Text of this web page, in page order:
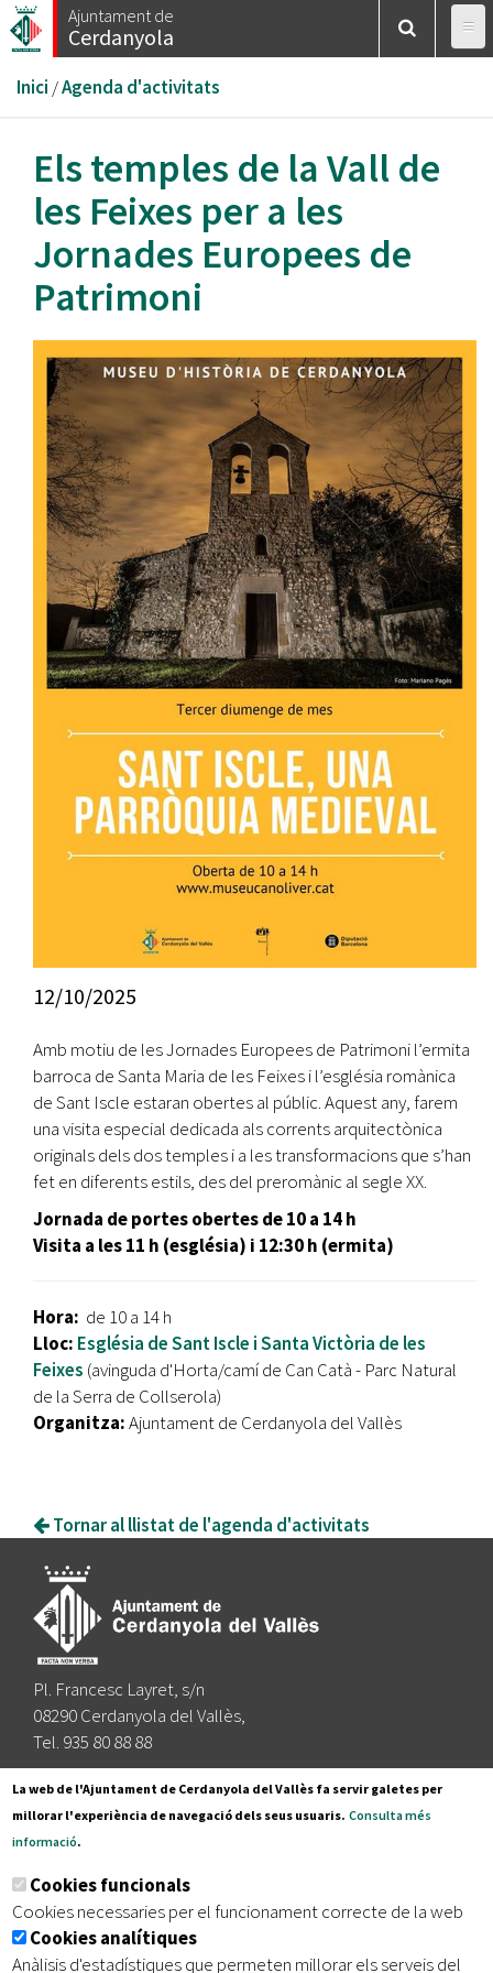
Vés
al
Ajuntament de
Cerdanyola
Esteu
aquí
Inici /Agenda d'activitats
Els temples de la Vall de
les Feixes per a les
Jornades Europees de
Patrimoni
12/10/2025
Amb motiu de les Jornades Europees de Patrimoni l’ermita
barroca de Santa Maria de les Feixes i l’església romànica
de Sant Iscle estaran obertes al públic. Aquest any, farem
una visita especial dedicada als corrents arquitectònica
originals dels dos temples i a les transformacions que s’han
fet en diferents estils, des del preromànic al segle XX.
Jornada de portes obertes de 10 a 14 h
Visita a les 11 h (església) i 12:30 h (ermita)
Hora: de 10 a 14 h
Lloc: Església de Sant Iscle i Santa Victòria de les
Feixes (avinguda d'Horta/camí de Can Catà - Parc Natural
de la Serra de Collserola)
Organitza:Ajuntament de Cerdanyola del Vallès
Tornar al llistat de l'agenda d'activitats
Pl. Francesc Layret, s/n
08290 Cerdanyola del Vallès,
Tel. 935 80 88 88
Segueix-nos a:
Subscriu-te al nostre butlletí
Inici | Avís legal | Protecció de dades
La web de l'Ajuntament de Cerdanyola del Vallès fa servir galetes per
millorar l'experiència de navegació dels seus usuaris. Consulta més
informació.
Cookies funcionals
Cookies necessaries per el funcionament correcte de la web
Cookies analítiques
Anàlisis d'estadístiques que permeten millorar els serveis del